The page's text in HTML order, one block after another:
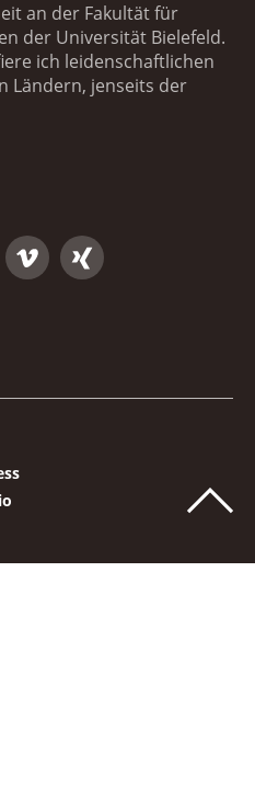
an der Fakultät für
der Universität Bielefeld.
ich leidenschaftlichen
Ländern, jenseits der
YouTubeVimeo